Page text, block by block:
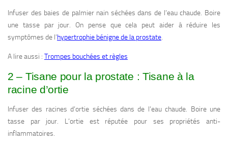
Infuser des baies de palmier nain séchées dans de l’eau chaude. Boire
une tasse par jour. On pense que cela peut aider à réduire les
symptômes de l’hypertrophie bénigne de la prostate.
A lire aussi : Trompes bouchées et règles
2 – Tisane pour la prostate : Tisane à la
racine d’ortie
Infuser des racines d’ortie séchées dans de l’eau chaude. Boire une
tasse par jour. L’ortie est réputée pour ses propriétés anti-
inflammatoires.